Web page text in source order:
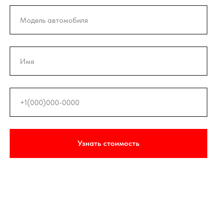
Узнать стоимость